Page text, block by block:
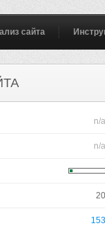
сайта
n/a
n/a
20
153